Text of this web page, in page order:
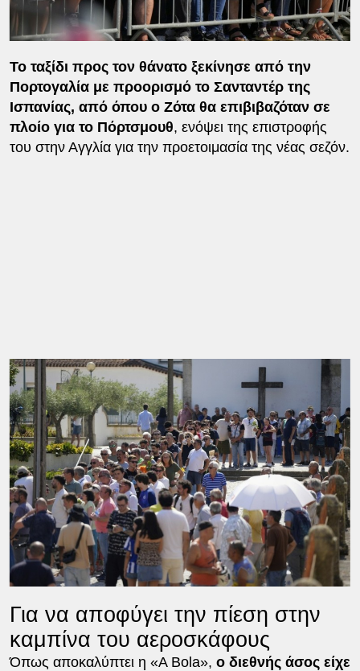
Το ταξίδι προς τον θάνατο ξεκίνησε από την
Πορτογαλία με προορισμό το Σανταντέρ της
Ισπανίας, από όπου ο Ζότα θα επιβιβαζόταν σε
πλοίο για το Πόρτσμουθ, ενόψει της επιστροφής
του στην Αγγλία για την προετοιμασία της νέας σεζόν.
Για να αποφύγει την πίεση στην
καμπίνα του αεροσκάφους
Όπως αποκαλύπτει η «A Bola», ο διεθνής άσος είχε